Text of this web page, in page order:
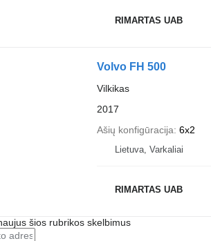
RIMARTAS UAB
Volvo FH 500
Vilkikas
2017
Ašių konfigūracija 6x2
Lietuva, Varkaliai
RIMARTAS UAB
šios rubrikos skelbimus